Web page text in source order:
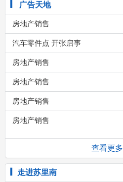
广告天地
查看更多
走进苏里南